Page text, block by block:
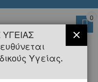
0
ΥΓΕΊΑΣ
Υγείας.